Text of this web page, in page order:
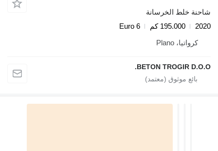
شاحنة خلط الخرسانة
2020
195.000 كم
Euro 6
كرواتيا، Plano
BETON TROGIR D.O.O.